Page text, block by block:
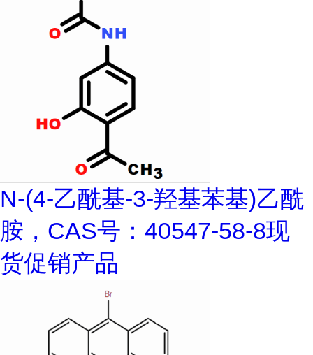
N-(4-乙酰基-3-羟基苯基)乙酰
胺，CAS号：40547-58-8现
货促销产品